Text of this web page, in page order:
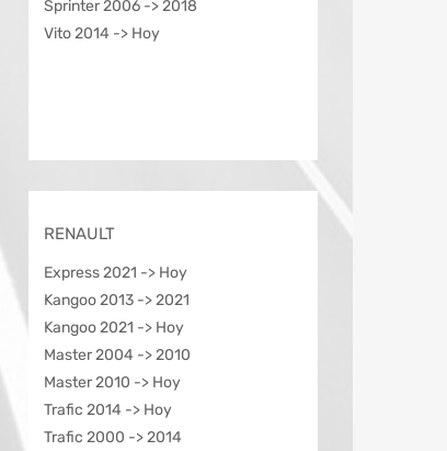
Sprinter 2006 -> 2018
Vito 2014 -> Hoy
RENAULT
Express 2021 -> Hoy
Kangoo 2013 -> 2021
Kangoo 2021 -> Hoy
Master 2004 -> 2010
Master 2010 -> Hoy
Trafic 2014 -> Hoy
Trafic 2000 -> 2014